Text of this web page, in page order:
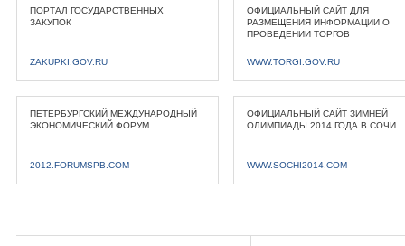
ПОРТАЛ ГОСУДАРСТВЕННЫХ
ЗАКУПОК
ZAKUPKI.GOV.RU
ОФИЦИАЛЬНЫЙ САЙТ ДЛЯ
РАЗМЕЩЕНИЯ ИНФОРМАЦИИ О
ПРОВЕДЕНИИ ТОРГОВ
WWW.TORGI.GOV.RU
ПЕТЕРБУРГСКИЙ МЕЖДУНАРОДНЫЙ
ЭКОНОМИЧЕСКИЙ ФОРУМ
2012.FORUMSPB.COM
ОФИЦИАЛЬНЫЙ САЙТ ЗИМНЕЙ
ОЛИМПИАДЫ 2014 ГОДА В СОЧИ
WWW.SOCHI2014.COM